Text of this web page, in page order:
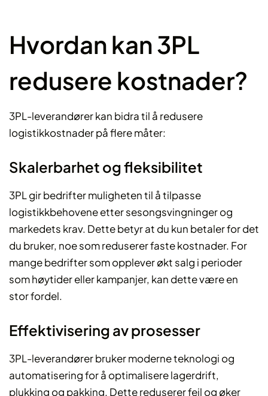
Hvordan kan 3PL
redusere kostnader?
3PL-leverandører kan bidra til å redusere
logistikkostnader på flere måter:
Skalerbarhet og fleksibilitet
3PL gir bedrifter muligheten til å tilpasse
logistikkbehovene etter sesongsvingninger og
markedets krav. Dette betyr at du kun betaler for det
du bruker, noe som reduserer faste kostnader. For
mange bedrifter som opplever økt salg i perioder
som høytider eller kampanjer, kan dette være en
stor fordel.
Effektivisering av prosesser
3PL-leverandører bruker moderne teknologi og
automatisering for å optimalisere lagerdrift,
plukking og pakking. Dette reduserer feil og øker